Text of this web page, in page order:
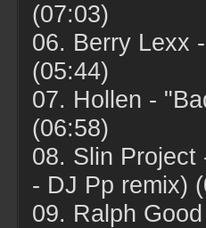
(07:03)
06. Berry Lexx
(05:44)
07. Hollen -
(06:58)
08. Slin Project
- DJ Pp remix)
09. Ralph